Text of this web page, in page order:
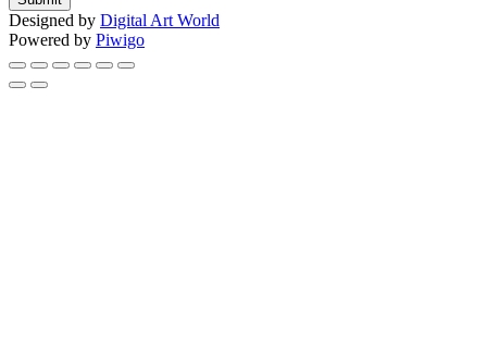
Designed by Digital Art World
Powered by Piwigo